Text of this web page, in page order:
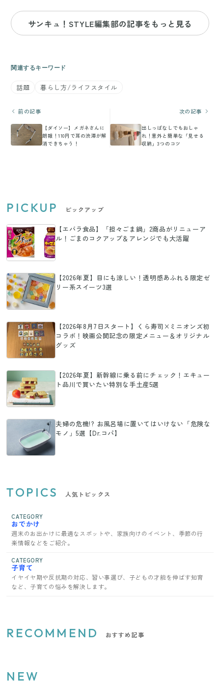
サンキュ！STYLE編集部の記事をもっと見る
関連するキーワード
話題 暮らし方/ライフスタイル
前の記事
【ダイソー】メガネさんに
朗報！110円で耳の渋滞が解
消できちゃう！
次の記事
出しっぱなしでもおしゃ
れ！意外と簡単な「見せる
収納」3つのコツ
PICKUP ピックアップ
【エバラ食品】「担々ごま鍋」2商品がリニューア
ル！ごまのコクアップ＆アレンジでも大活躍
【2026年夏】目にも涼しい！透明感あふれる限定ゼ
リー系スイーツ3選
【2026年8月7日スタート】くら寿司×ミニオンズ初
コラボ！映画公開記念の限定メニュー＆オリジナル
グッズ
【2026年夏】新幹線に乗る前にチェック！エキュー
ト品川で買いたい特別な手土産5選
夫婦の危機!? お風呂場に置いてはいけない「危険な
モノ」5選【Dr.コパ】
TOPICS 人気トピックス
CATEGORY
おでかけ
週末のお出かけに最適なスポットや、家族向けのイベント、季節の行
楽情報などをご紹介。
CATEGORY
子育て
イヤイヤ期や反抗期の対応、習い事選び、子どもの才能を伸ばす知育
など、子育ての悩みを解決します。
RECOMMEND おすすめ記事
NEW